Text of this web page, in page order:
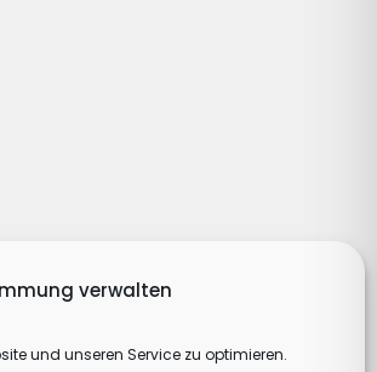
verwalten
und unseren Service zu optimieren.